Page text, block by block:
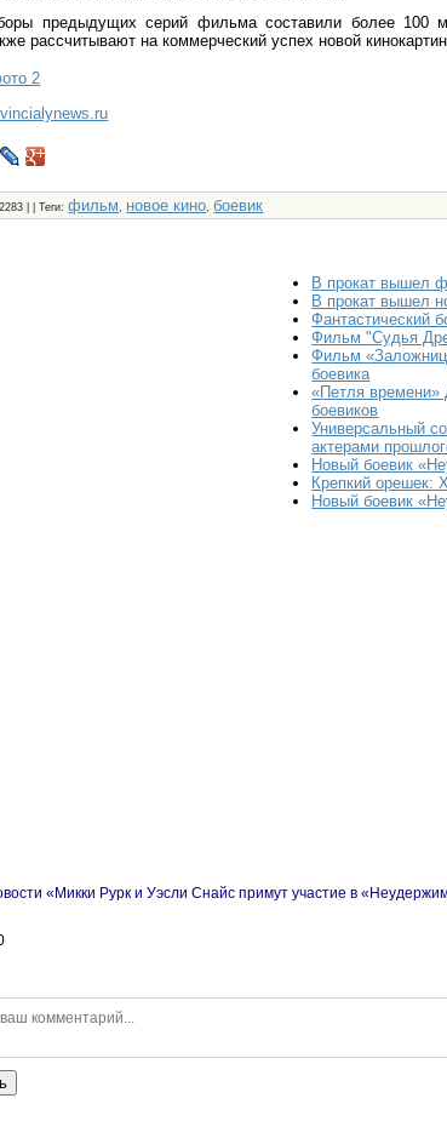
предыдущих серий фильма составили более 100
рассчитывают на коммерческий успех новой
2
| |Теги:фильм, новое кино,боевик
В прокат вышел
В прокат вышел
Фантастический
Фильм "Судья
Фильм
боевика
«Петля времени»
боевиков
Универсальный
актерами
Новый боевик
Крепкий орешек:
Новый боевик
«Микки Рурк и Уэсли Снайс примут участие в